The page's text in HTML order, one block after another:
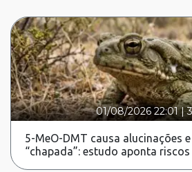
01/08/2026 22:01|
5-MeO-DMT causa alucinações
“chapada”: estudo aponta